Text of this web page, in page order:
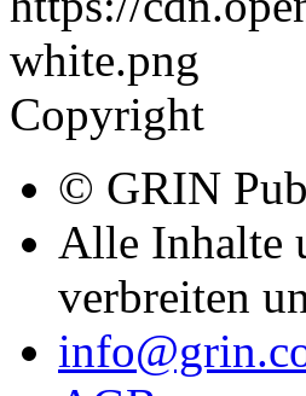
Copyright
© GRIN
Alle Inhalte
verbreiten